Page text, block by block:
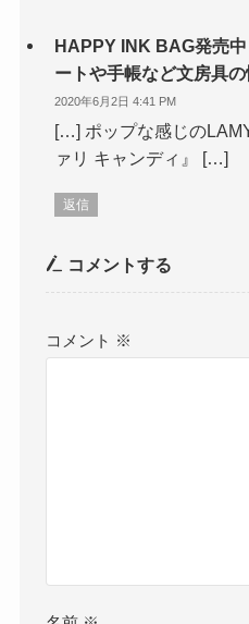
HAPPY INK BAG発売
ートや手帳など文房具の
2020年6月2日 4:41 PM
[…] ポップな感じの
ァリ キャンディ』 […]
返信
コメントする
コメント ※